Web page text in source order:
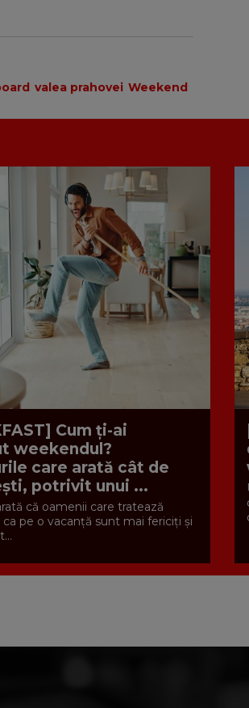
valea prahovei Weekend
Cum ți-ai
weekendul?
care arată cât de
potrivit unui ...
că oamenii care tratează
pe o vacanță sunt mai fericiți și